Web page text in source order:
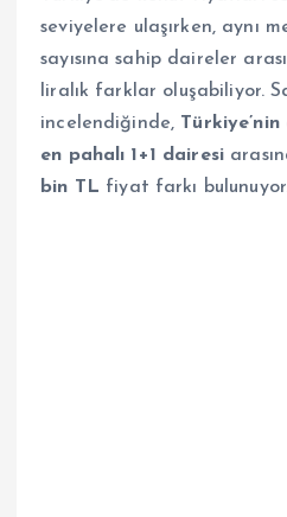
seviyelere ulaşırken, aynı
sayısına sahip daireler
liralık farklar oluşabiliyor.
incelendiğinde, Türkiye’nin
en pahalı 1+1 dairesi
bin TL fiyat farkı